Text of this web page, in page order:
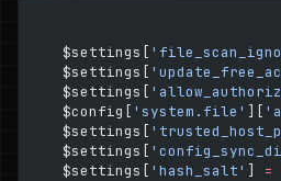
$settings[
$settings[
$settings[
$config[ 'system.file' ][
$settings[
$settings[
$settings[ 'hash_salt' ] =